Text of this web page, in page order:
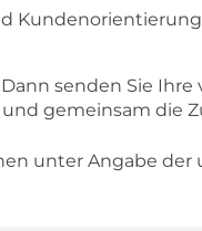
Kundenorientierung
Dann senden Sie
gemeinsam die
unter Angabe